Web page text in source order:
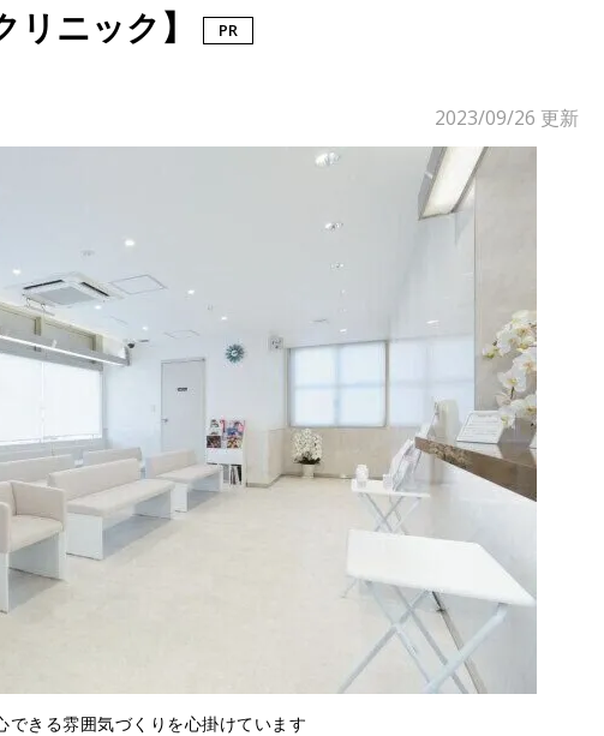
リニック】
2023/09/26 更新
きる雰囲気づくりを心掛けています